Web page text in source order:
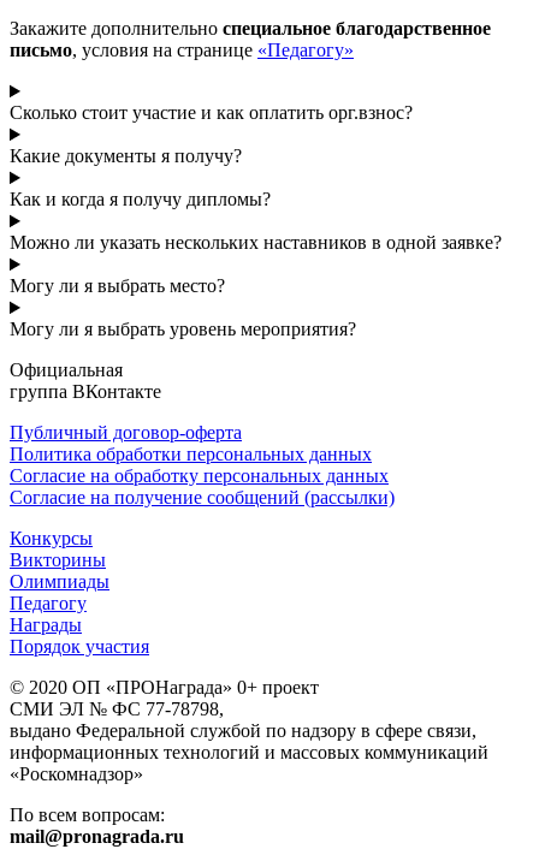
Закажите дополнительно специальное благодарственное
письмо, условия на странице «Педагогу»
Сколько стоит участие и как оплатить орг.взнос?
Какие документы я получу?
Как и когда я получу дипломы?
Можно ли указать нескольких наставников в одной заявке?
Могу ли я выбрать место?
Могу ли я выбрать уровень мероприятия?
Официальная
группа ВКонтакте
Публичный договор-оферта
Политика обработки персональных данных
Согласие на обработку персональных данных
Согласие на получение сообщений (рассылки)
Конкурсы
Викторины
Олимпиады
Педагогу
Награды
Порядок участия
© 2020 ОП «ПРОНаграда» 0+ проект
СМИ ЭЛ № ФС 77-78798,
выдано Федеральной службой по надзору в сфере связи,
информационных технологий и массовых коммуникаций
«Роскомнадзор»
По всем вопросам:
mail@pronagrada.ru